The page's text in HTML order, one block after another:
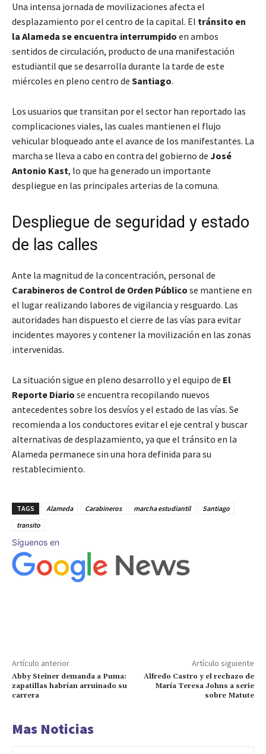
Una intensa jornada de movilizaciones afecta el
desplazamiento por el centro de la capital. El tránsito en
la Alameda se encuentra interrumpido en ambos
sentidos de circulación, producto de una manifestación
estudiantil que se desarrolla durante la tarde de este
miércoles en pleno centro de Santiago.
Los usuarios que transitan por el sector han reportado las
complicaciones viales, las cuales mantienen el flujo
vehicular bloqueado ante el avance de los manifestantes. La
marcha se lleva a cabo en contra del gobierno de José
Antonio Kast, lo que ha generado un importante
despliegue en las principales arterias de la comuna.
Despliegue de seguridad y estado
de las calles
Ante la magnitud de la concentración, personal de
Carabineros de Control de Orden Público se mantiene en
el lugar realizando labores de vigilancia y resguardo. Las
autoridades han dispuesto el cierre de las vías para evitar
incidentes mayores y contener la movilización en las zonas
intervenidas.
La situación sigue en pleno desarrollo y el equipo de El
Reporte Diario se encuentra recopilando nuevos
antecedentes sobre los desvíos y el estado de las vías. Se
recomienda a los conductores evitar el eje central y buscar
alternativas de desplazamiento, ya que el tránsito en la
Alameda permanece sin una hora definida para su
restablecimiento.
TAGS Alameda Carabineros marcha estudiantil
Santiago
transito
Síguenos en
Artículo anterior
Abby Steiner demanda a Puma:
zapatillas habrían arruinado su
carrera
Artículo siguiente
Alfredo Castro y el rechazo de
María Teresa Johns a serie
sobre Matute
Mas Noticias